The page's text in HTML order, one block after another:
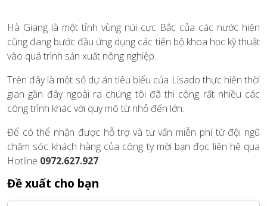
Hà Giang là một tỉnh vùng núi cực Bắc của các nước hiện
cũng đang bước đầu ứng dụng các tiến bộ khoa học kỹ thuật
vào quá trình sản xuất nông nghiệp.
Trên đây là một số dự án tiêu biểu của Lisado thực hiện thời
gian gần đây ngoài ra chúng tôi đã thi công rất nhiều các
công trình khác với quy mô từ nhỏ đến lớn.
Để có thể nhận được hỗ trợ và tư vấn miễn phí từ đội ngũ
chăm sóc khách hàng của công ty mời bạn đọc liên hệ qua
Hotline 0972.627.927.
Đề xuất cho bạn